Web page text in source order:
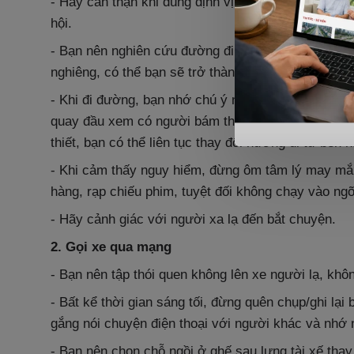
hội.
- Bạn nên nghiên cứu đường đi trước khi ra khỏi
nghiêng, có thể bạn sẽ trở thành "con mồi" của kẻ
- Khi đi đường, bạn nhớ chú ý nhìn xung quanh
quay đầu xem có người bám theo không. Khi phát
thiết, bạn có thể liên tục thay đổi hướng đi từ bên
- Khi cảm thấy nguy hiểm, đừng ôm tâm lý may
hàng, rạp chiếu phim, tuyệt đối không chạy vào
- Hãy cảnh giác với người xa lạ đến bắt chuyện.
2. Gọi xe qua mạng
- Bạn nên tập thói quen không lên xe người lạ,
- Bất kể thời gian sáng tối, đừng quên chụp/ghi lại
gắng nói chuyện điện thoại với người khác và nhớ